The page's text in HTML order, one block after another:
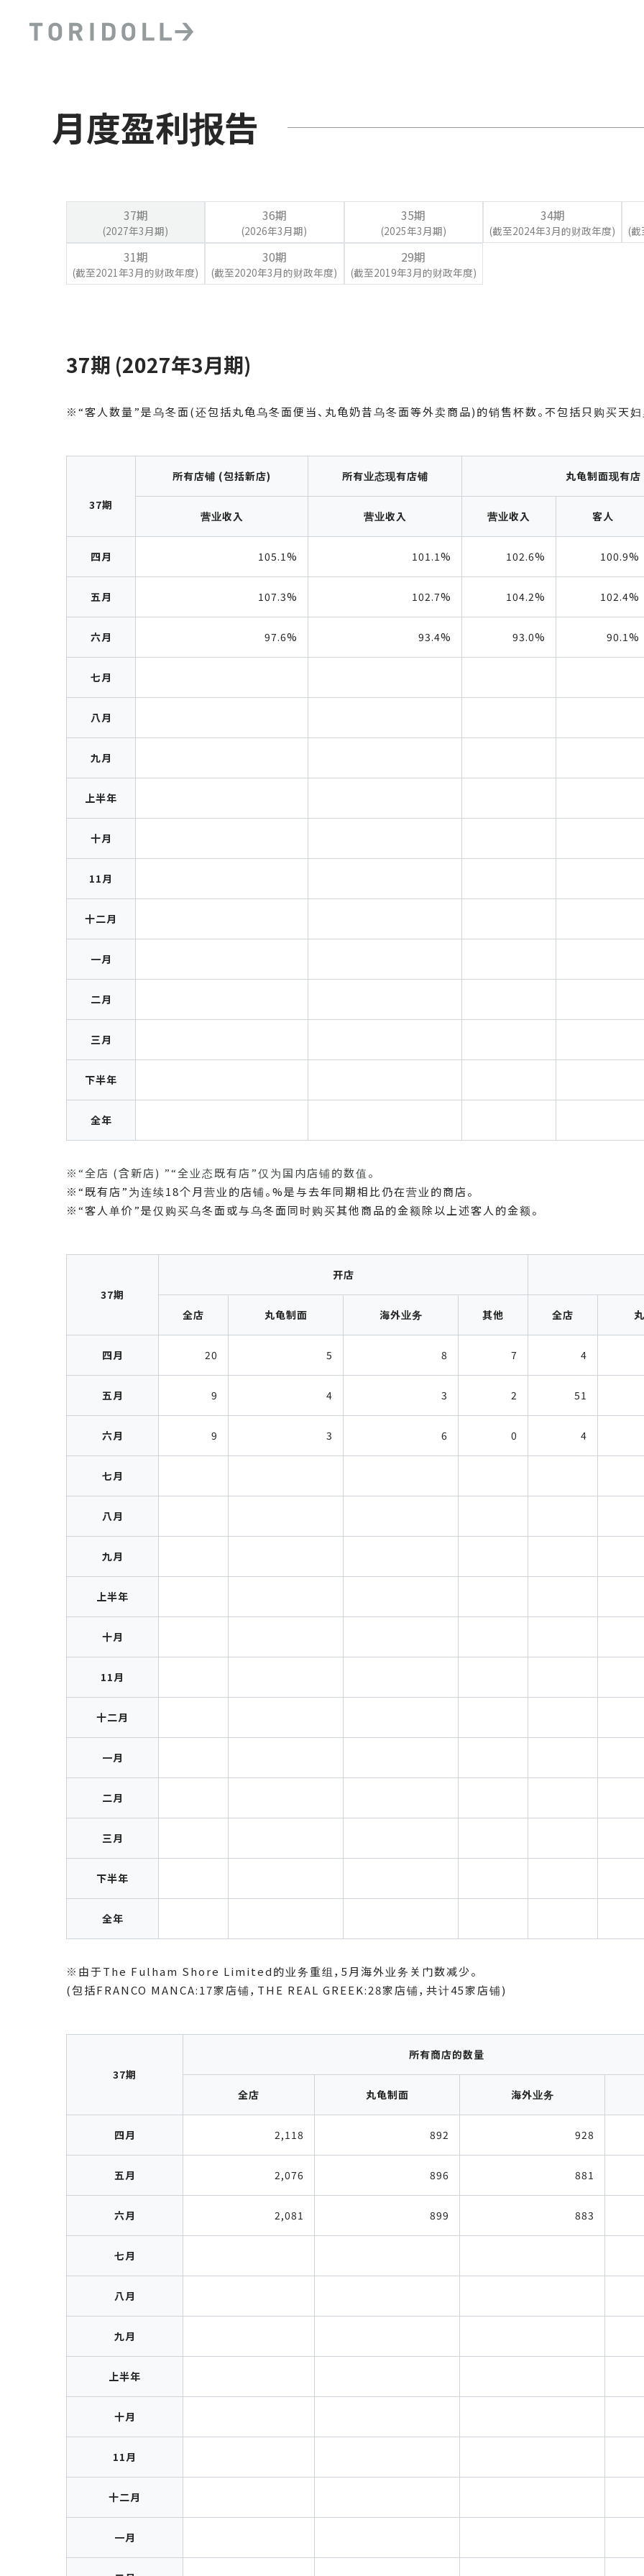
月度盈利报告
37期
(2027年3月期)
36期
(2026年3月期)
35期
(2025年3月期)
34期
(截至2024年3月的财政年度) (
31期
(截至2021年3月的财政年度)
30期
(截至2020年3月的财政年度)
29期
(截至2019年3月的财政年度)
37期 (2027年3月期)
※“客人数量”是乌冬面(还包括丸龟乌冬面便当、丸龟奶昔乌冬面等外卖商品)的销售杯数。不包括只购买天妇
37期
所有店铺 (包括新店) 所有业态现有店铺 丸龟制面现有店
营业收入 营业收入 营业收入 客人
四月 105.1% 101.1% 102.6% 100.9%
五月 107.3% 102.7% 104.2% 102.4%
六月 97.6% 93.4% 93.0% 90.1%
七月
八月
九月
上半年
十月
11月
十二月
一月
二月
三月
下半年
全年
※“全店 (含新店) ”“全业态既有店”仅为国内店铺的数值。
※“既有店”为连续18个月营业的店铺。%是与去年同期相比仍在营业的商店。
※“客人单价”是仅购买乌冬面或与乌冬面同时购买其他商品的金额除以上述客人的金额。
37期
开店
全店 丸龟制面 海外业务 其他 全店
四月 20 5 8 7 4
五月 9 4 3 2 51
六月 9 3 6 0 4
七月
八月
九月
上半年
十月
11月
十二月
一月
二月
三月
下半年
全年
※ 由于The Fulham Shore Limited的业务重组，5月海外业务关门数减少。
(包括FRANCO MANCA:17家店铺，THE REAL GREEK:28家店铺，共计45家店铺)
37期
所有商店的数量
全店 丸龟制面 海外业务
四月 2,118 892 928
五月 2,076 896 881
六月 2,081 899 883
七月
八月
九月
上半年
十月
11月
十二月
一月